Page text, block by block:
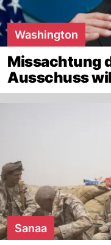
Washington
Missachtung
Ausschuss
Sanaa